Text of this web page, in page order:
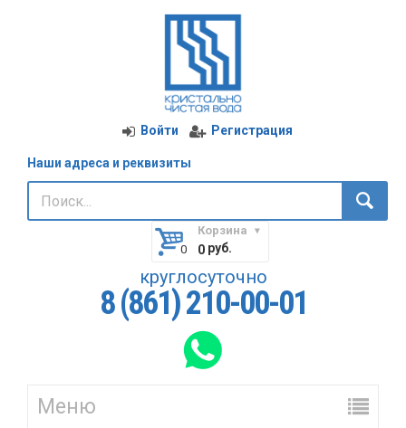
Войти Регистрация
Наши адреса и реквизиты
Корзина
0руб.
круглосуточно
8 (861) 210-00-01